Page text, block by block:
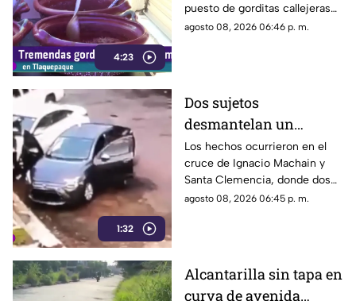
4:23
puesto de gorditas callejeras
en Tlaquepaque promete
agosto 08, 2026 06:46 p. m.
1:32
Dos sujetos
desmantelan un
vehículo a plena luz del
día en Guadalajara
Los hechos ocurrieron en el
cruce de Ignacio Machain y
Santa Clemencia, donde dos
sujetos fueron captados
agosto 08, 2026 06:45 p. m.
Alcantarilla sin tapa en
curva de avenida